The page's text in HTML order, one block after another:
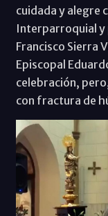
cuidada y alegre
Interparroquial y
Francisco Sierra
Episcopal
celebración,
con fractura de